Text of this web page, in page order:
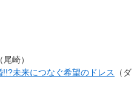
（尾崎）
未来につなぐ希望のドレス
（ ダ